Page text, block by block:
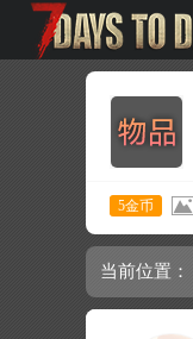
5金币
当前位置：